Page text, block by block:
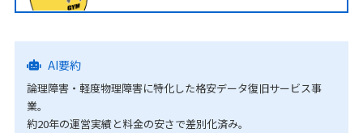
AI要約
論理障害・軽度物理障害に特化した格安データ復旧サービス事
業。
約20年の運営実績と料金の安さで差別化済み。